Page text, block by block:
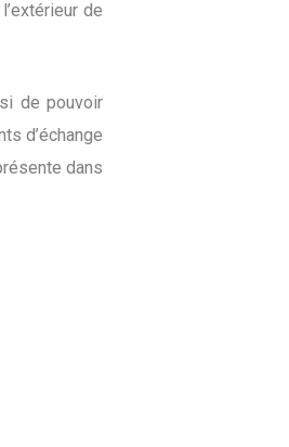
de
de pouvoir
d’échange
dans